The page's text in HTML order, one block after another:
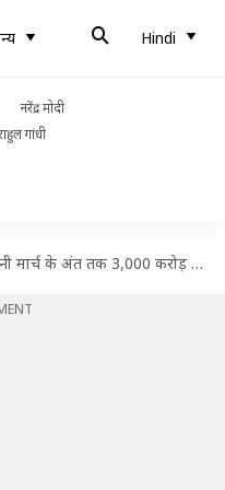
Hindi
नरेंद्र मोदी
गांधी
के अंत तक 3,000 करोड़ रुपये का IPO करेगी दाखिल